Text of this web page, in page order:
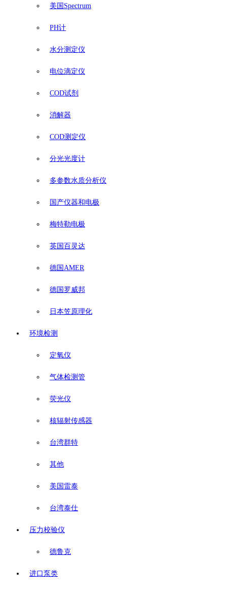
美国Spectrum
PH计
水分测定仪
电位滴定仪
COD试剂
消解器
COD测定仪
分光光度计
多参数水质分析仪
国产仪器和电极
梅特勒电极
英国百灵达
德国AMER
德国罗威邦
日本笠原理化
环境检测
定氧仪
气体检测管
荧光仪
核辐射传感器
台湾群特
其他
美国雷泰
台湾泰仕
压力校验仪
德鲁克
进口泵类